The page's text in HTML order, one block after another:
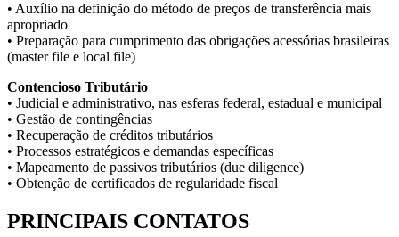
• Auxílio na definição do método de preços de transferência mais
apropriado
• Preparação para cumprimento das obrigações acessórias brasileiras
(master file e local file)
Contencioso Tributário
• Judicial e administrativo, nas esferas federal, estadual e municipal
• Gestão de contingências
• Recuperação de créditos tributários
• Processos estratégicos e demandas específicas
• Mapeamento de passivos tributários (due diligence)
• Obtenção de certificados de regularidade fiscal
PRINCIPAIS CONTATOS